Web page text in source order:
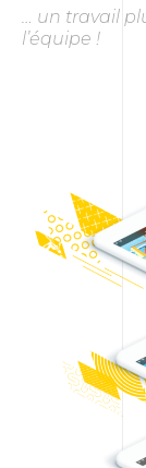
… un travail
l’équipe !